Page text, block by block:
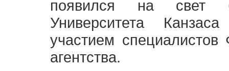
появился на свет
Университета
участием специалистов
агентства.